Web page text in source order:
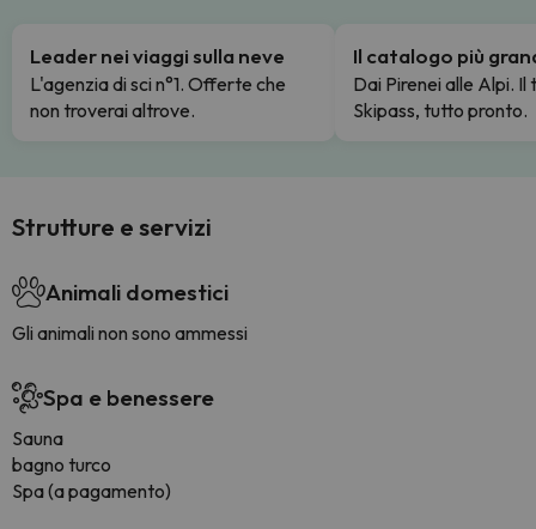
Leader nei viaggi sulla neve
L'agenzia di sci n°1. Offerte che
non troverai altrove.
Il catalogo più
Dai Pirenei alle Alpi. Il
Skipass, tutto pronto.
Strutture e servizi
Animali domestici
Gli animali non sono ammessi
Spa e benessere
Sauna
bagno turco
Spa (a pagamento)